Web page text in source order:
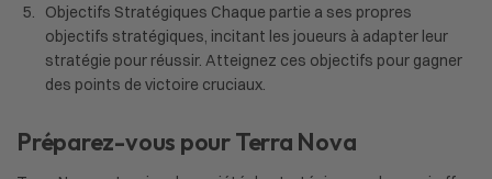
Objectifs Stratégiques Chaque partie a ses propres
objectifs stratégiques, incitant les joueurs à adapter leur
stratégie pour réussir. Atteignez ces objectifs pour gagner
des points de victoire cruciaux.
Préparez-vous pour Terra Nova